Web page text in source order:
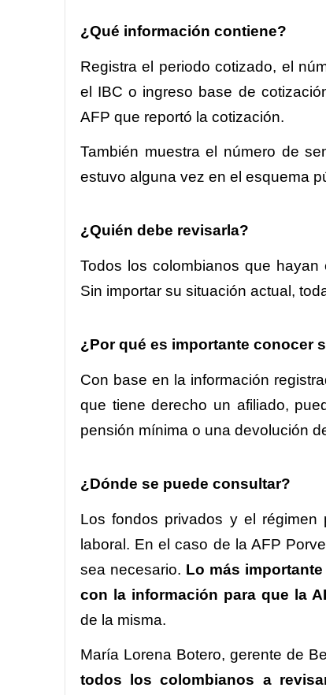
¿Qué información contiene?
Registra el periodo cotizado, el
el IBC o ingreso base de
AFP que reportó la cotización.
También muestra el número de
estuvo alguna vez en el esquema
¿Quién debe revisarla?
Todos los colombianos que
Sin importar su situación actual,
¿Por qué es importante conocer
Con base en la información
que tiene derecho un afiliado,
pensión mínima o una devolución
¿Dónde se puede consultar?
Los fondos privados y el régimen
laboral. En el caso de la AFP
sea necesario. Lo más
con la información para que la
de la misma.
María Lorena Botero, gerente de
todos los colombianos a